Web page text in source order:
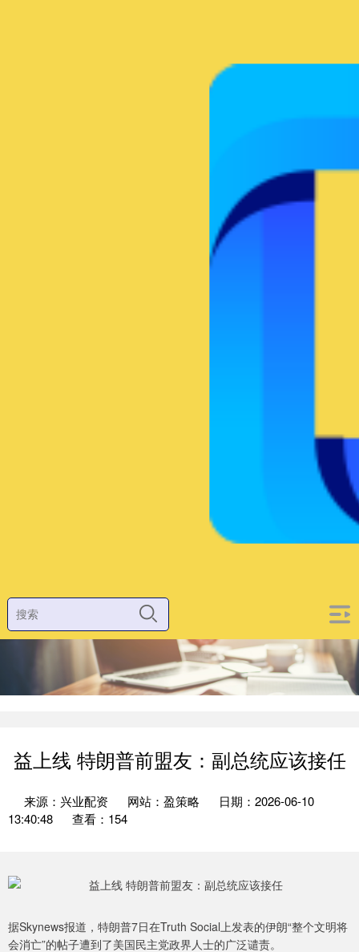
益上线 特朗普前盟友：副总统应该接任
来源：兴业配资 网站：盈策略
日期：2026-06-10
13:40:48
查看：154
据Skynews报道，特朗普7日在Truth Social上发表的伊朗“整个文明将
会消亡”的帖子遭到了美国民主党政界人士的广泛谴责。